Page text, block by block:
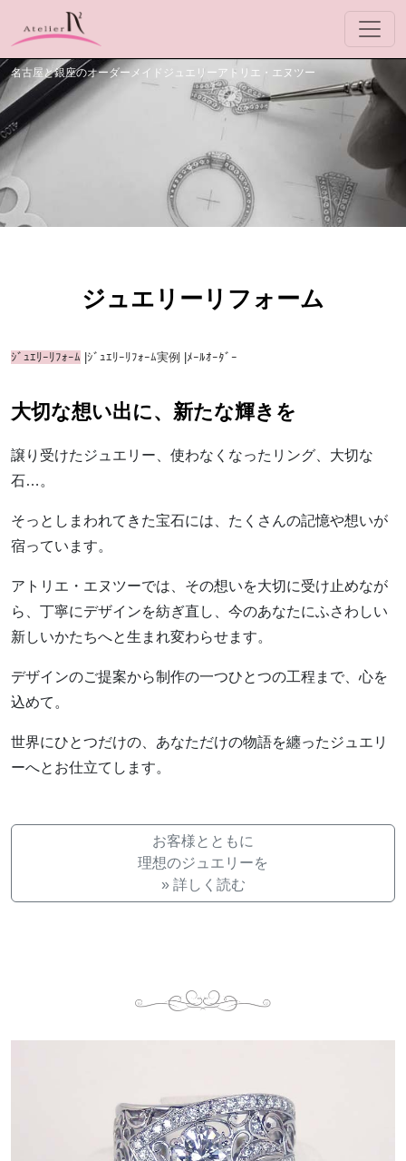
名古屋と銀座のオーダーメイドジュエリーアトリエ・エヌツー
ジュエリーリフォーム
ｼﾞｭｴﾘｰﾘﾌｫｰﾑ ｼﾞｭｴﾘｰﾘﾌｫｰﾑ実例 ﾒｰﾙｵｰﾀﾞｰ
大切な想い出に、新たな輝きを
譲り受けたジュエリー、使わなくなったリング、大切な
石…。
そっとしまわれてきた宝石には、たくさんの記憶や想いが
宿っています。
アトリエ・エヌツーでは、その想いを大切に受け止めなが
ら、丁寧にデザインを紡ぎ直し、今のあなたにふさわしい
新しいかたちへと生まれ変わらせます。
デザインのご提案から制作の一つひとつの工程まで、心を
込めて。
世界にひとつだけの、あなただけの物語を纏ったジュエリ
ーへとお仕立てします。
お客様とともに
理想のジュエリーを
» 詳しく読む